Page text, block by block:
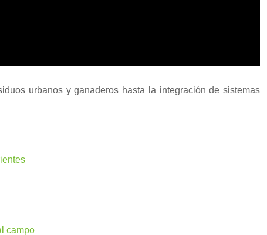
urbanos y ganaderos hasta la integración de sistemas
campo